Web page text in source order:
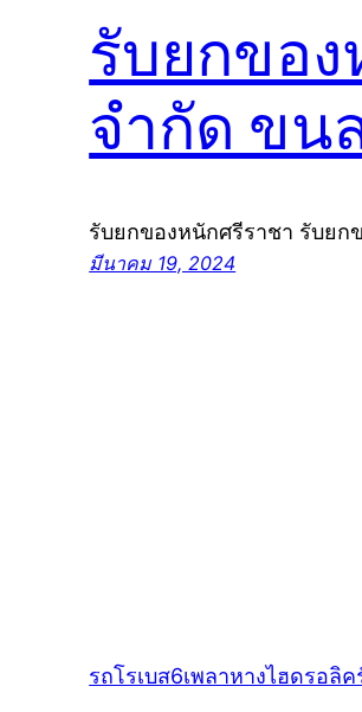
รับยกขอ
จำกัด ขนส่
รับยกของหนักศรีราชา รับยก
มีนาคม 19, 2024
รถโรเบส6เพลาหางไฮดรอลิ